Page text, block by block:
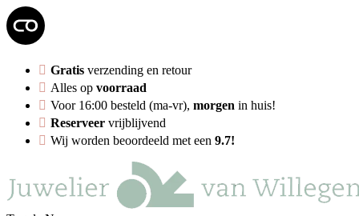
Gratis verzending en retour
Alles op voorraad
Voor 16:00 besteld (ma-vr), morgen in huis!
Reserveer vrijblijvend
Wij worden beoordeeld met een 9.7!